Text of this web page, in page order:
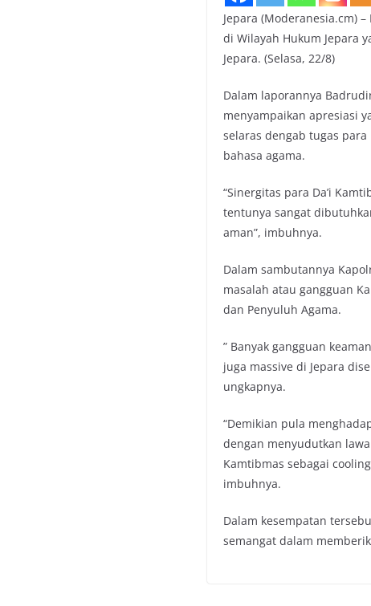
Jepara (Moderanesia.cm)
di Wilayah Hukum Jepara
Jepara. (Selasa, 22/8)
Dalam laporannya
menyampaikan apresiasi
selaras dengab tugas
bahasa agama.
“Sinergitas para Da’i
tentunya sangat
aman”, imbuhnya.
Dalam sambutannya
masalah atau gangguan
dan Penyuluh Agama.
” Banyak gangguan
juga massive di Jepara
ungkapnya.
“Demikian pula
dengan menyudutkan
Kamtibmas sebagai
imbuhnya.
Dalam kesempatan
semangat dalam